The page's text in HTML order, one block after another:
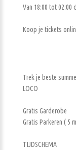
Van 18:00 tot 02:00
Koop je tickets
Trek je beste
LOCO
Gratis Garderobe
Gratis Parkeren ( 5
TIJDSCHEMA